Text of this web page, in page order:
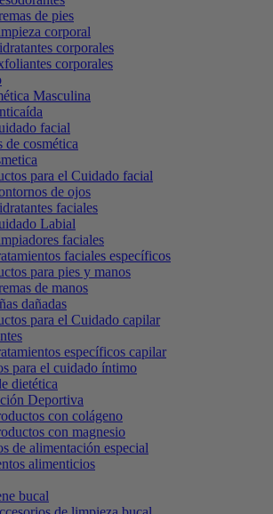
de pies
corporal
corporales
corporales
Masculina
facial
de cosmética
para el Cuidado facial
de ojos
faciales
Labial
faciales
faciales específicos
para pies y manos
de manos
dañadas
para el Cuidado capilar
específicos capilar
para el cuidado íntimo
dietética
Deportiva
con colágeno
con magnesio
de alimentación especial
alimenticios
bucal